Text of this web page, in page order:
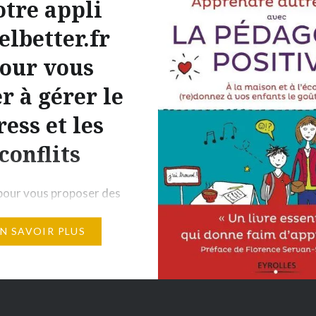
pratiques
santé&détente&bien
proposer des pistes
parents, et pour tous,
ateliers en ligne, cliquer
« abonnez-vous » , les
tournages et ateliers
(Directs) de notre
appli
vous
à gérer le
et les
conflits
vous proposer des
par un psychiatre
SAVOIR PLUS